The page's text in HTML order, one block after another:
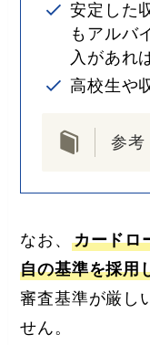
安定した
もアルバ
入があれ
高校生や
参考
なお、 カードロ
自の基準を採用
審査基準が厳し
せん。